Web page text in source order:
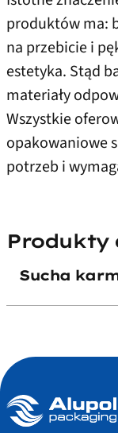
produktów ma:
na przebicie i
estetyka. Stąd
materiały
Wszystkie
opakowaniowe
potrzeb i
Produkty
Sucha